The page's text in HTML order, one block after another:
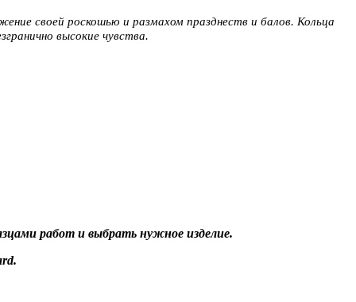
своей роскошью и размахом празднеств и балов. Кольца
высокие чувства.
работ и выбрать нужное изделие.